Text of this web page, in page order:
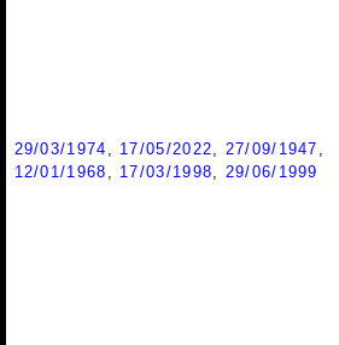
29/03/1974 17/05/2022 27/09/1947
12/01/1968
17/03/1998
29/06/1999